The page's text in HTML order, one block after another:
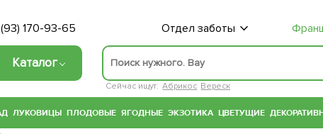
170-93-65 Отдел заботы
Каталог
Сейчас ищут: Абрикос Вереск
ЛУКОВИЦЫ ПЛОДОВЫЕ ЯГОДНЫЕ ЭКЗОТИКА ЦВЕТУЩИЕ